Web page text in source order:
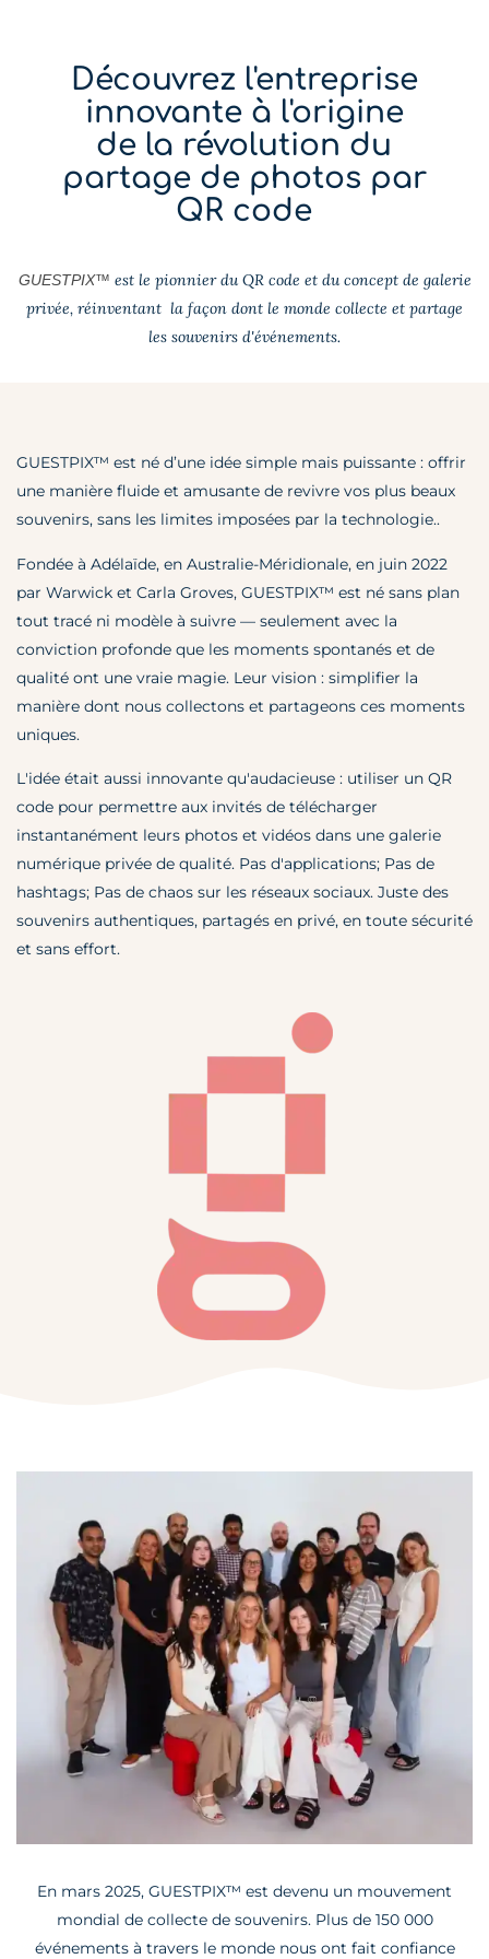
Découvrez l'entreprise
innovante à l'origine
de la révolution du
partage de photos par
QR code
GUESTPIX™ est le pionnier du QR code et du concept de galerie
privée, réinventant la façon dont le monde collecte et partage
les souvenirs d'événements.
GUESTPIX™ est né d’une idée simple mais puissante : offrir
une manière fluide et amusante de revivre vos plus beaux
souvenirs, sans les limites imposées par la technologie..
Fondée à Adélaïde, en Australie-Méridionale, en juin 2022
par Warwick et Carla Groves, GUESTPIX™ est né sans plan
tout tracé ni modèle à suivre — seulement avec la
conviction profonde que les moments spontanés et de
qualité ont une vraie magie. Leur vision : simplifier la
manière dont nous collectons et partageons ces moments
uniques.
L'idée était aussi innovante qu'audacieuse : utiliser un QR
code pour permettre aux invités de télécharger
instantanément leurs photos et vidéos dans une galerie
numérique privée de qualité. Pas d'applications; Pas de
hashtags; Pas de chaos sur les réseaux sociaux. Juste des
souvenirs authentiques, partagés en privé, en toute sécurité
et sans effort.
En mars 2025, GUESTPIX™ est devenu un mouvement
mondial de collecte de souvenirs. Plus de 150 000
événements à travers le monde nous ont fait confiance